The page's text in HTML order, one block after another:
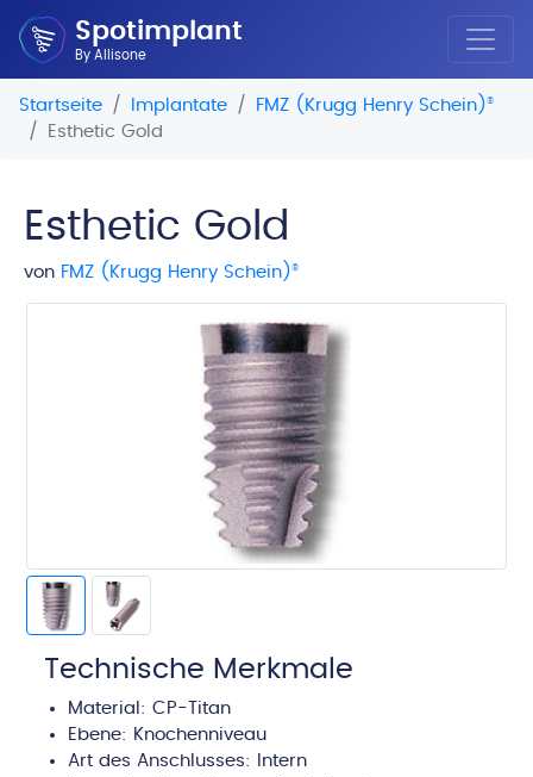
Spotimplant
By Allisone
Startseite Implantate FMZ (Krugg Henry Schein)®
Esthetic Gold
Esthetic Gold
von FMZ (Krugg Henry Schein)®
Technische Merkmale
Material: CP-Titan
Ebene: Knochenniveau
Art des Anschlusses:
Intern